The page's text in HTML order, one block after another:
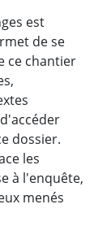
est
de se
ce chantier
dossier.
les
à l'enquête,
menés